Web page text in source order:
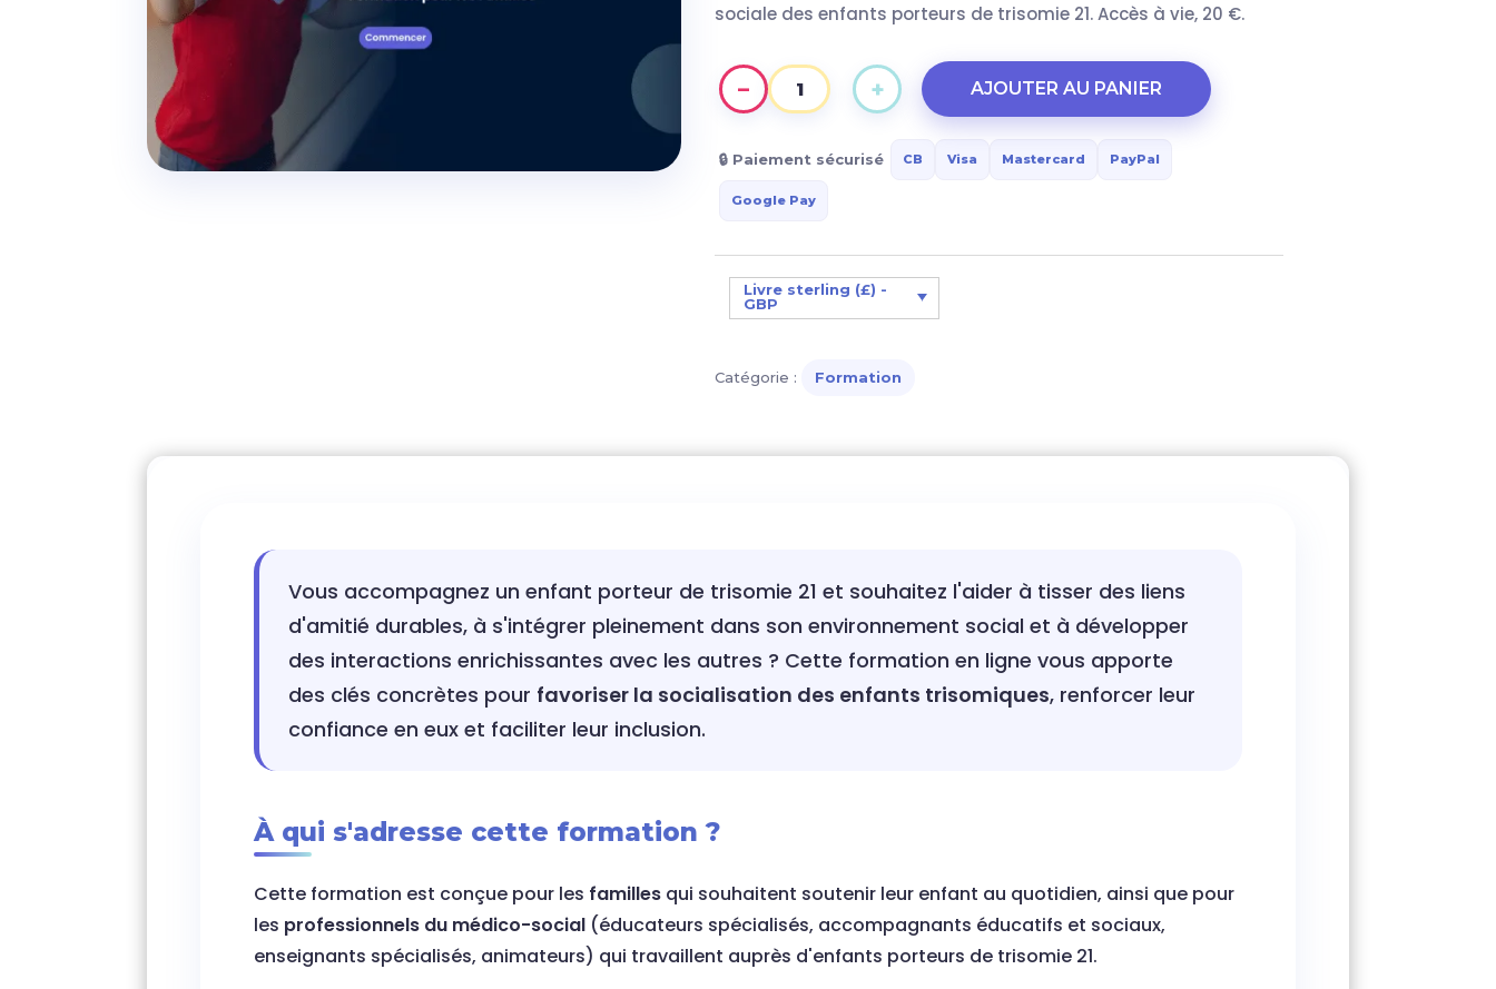
sociale des enfants porteurs de trisomie 21. Accès à vie, 20 €.
−
quantité
Favoriser
socialisation
trisomiques
:
interactions,
+ AJOUTER AU PANIER
🔒 Paiement sécurisé CB Visa Mastercard PayPal
Google Pay
Livre sterling (£) -
GBP
Catégorie : Formation
Vous accompagnez un enfant porteur de trisomie 21 et souhaitez l'aider à tisser des liens
d'amitié durables, à s'intégrer pleinement dans son environnement social et à développer
des interactions enrichissantes avec les autres ? Cette formation en ligne vous apporte
des clés concrètes pour favoriser la socialisation des enfants trisomiques, renforcer leur
confiance en eux et faciliter leur inclusion.
À qui s'adresse cette formation ?
Cette formation est conçue pour les familles qui souhaitent soutenir leur enfant au quotidien, ainsi que pour
les professionnels du médico-social (éducateurs spécialisés, accompagnants éducatifs et sociaux,
enseignants spécialisés, animateurs) qui travaillent auprès d'enfants porteurs de trisomie 21.